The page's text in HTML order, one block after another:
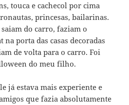
touca e cachecol por cima
princesas, bailarinas.
do carro, faziam o
porta das casas decoradas
de volta para o carro. Foi
do meu filho.
já estava mais experiente e
que fazia absolutamente